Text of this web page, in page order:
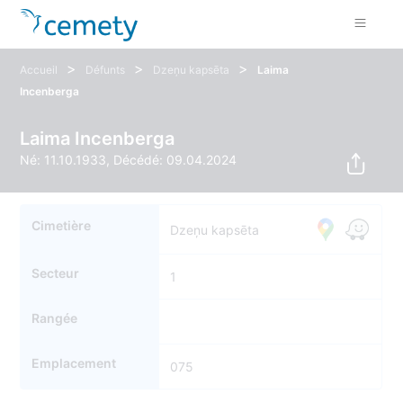
Accueil > Défunts > Dzeņu kapsēta >
Laima
Incenberga
Laima Incenberga
Né: 11.10.1933, Décédé: 09.04.2024
Cimetière Dzeņu kapsēta
Secteur 1
Rangée
Emplacement 075